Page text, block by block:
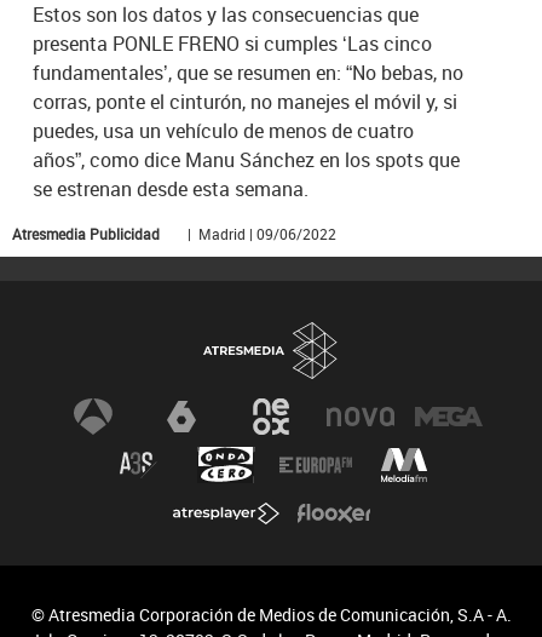
Estos son los datos y las consecuencias que
presenta PONLE FRENO si cumples ‘Las cinco
fundamentales’, que se resumen en: “No bebas, no
corras, ponte el cinturón, no manejes el móvil y, si
puedes, usa un vehículo de menos de cuatro
años”, como dice Manu Sánchez en los spots que
se estrenan desde esta semana.
Atresmedia Publicidad | Madrid | 09/06/2022
© Atresmedia Corporación de Medios de Comunicación, S.A - A.